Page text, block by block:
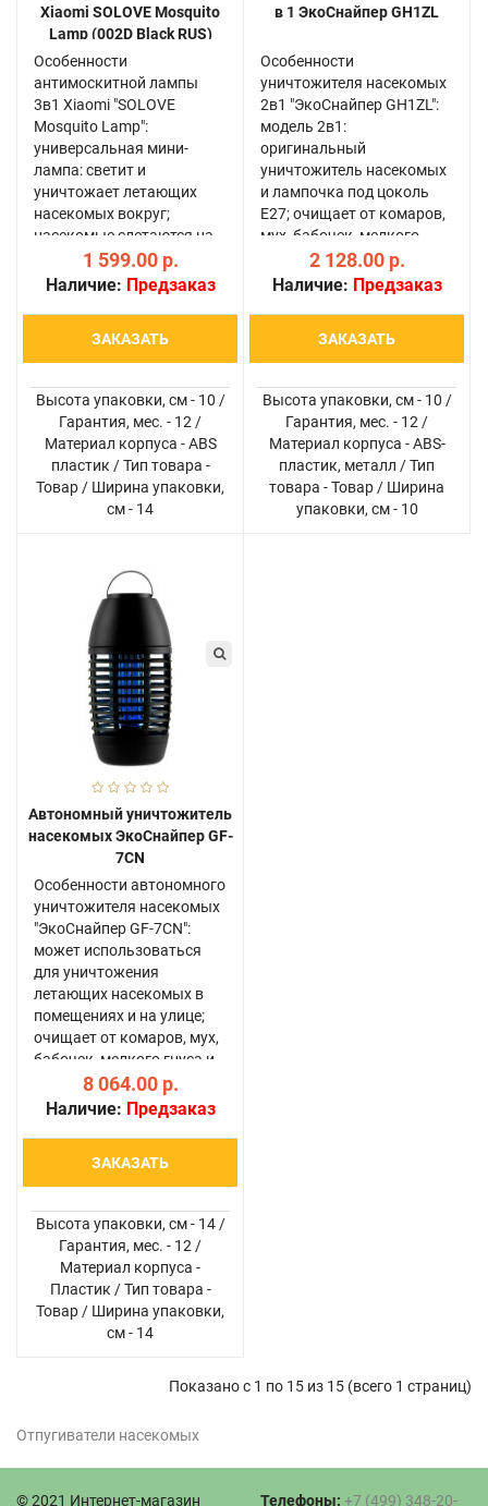
Xiaomi SOLOVE Mosquito
Lamp (002D Black RUS)
Особенности
антимоскитной лампы
3в1 Xiaomi "SOLOVE
Mosquito Lamp":
универсальная мини-
лампа: светит и
уничтожает летающих
насекомых вокруг;
насекомые слетаются на
свет и мгновенно
уничтожаются разрядами
доступно 3 уровня
интенсивности свечени..
1 599.00 р.
Наличие: Предзаказ
ЗАКАЗАТЬ
Высота упаковки, см - 10 /
Гарантия, мес. - 12 /
Материал корпуса - ABS
пластик / Тип товара -
Товар / Ширина упаковки,
см - 14
в 1 ЭкоСнайпер GH1ZL
Особенности
уничтожителя насекомых
2в1 "ЭкоСнайпер GH1ZL":
модель 2в1:
оригинальный
уничтожитель насекомых
и лампочка под цоколь
E27; очищает от комаров,
мух, бабочек, мелкого
гнуса и т.д. помещение
площадью 50 кв.м; 2
(приманка) и 5-ваттная
бела..
2 128.00 р.
Наличие: Предзаказ
ЗАКАЗАТЬ
Высота упаковки, см - 10 /
Гарантия, мес. - 12 /
Материал корпуса - ABS-
пластик, металл / Тип
товара - Товар / Ширина
упаковки, см - 10
Автономный уничтожитель
насекомых ЭкоСнайпер GF-
7CN
Особенности автономного
уничтожителя насекомых
"ЭкоСнайпер GF-7CN":
может использоваться
для уничтожения
летающих насекомых в
помещениях и на улице;
очищает от комаров, мух,
бабочек, мелкого гнуса и
т.д. площадь до 50 кв.м;
использует световую
8 064.00 р.
Наличие: Предзаказ
ЗАКАЗАТЬ
Высота упаковки, см - 14 /
Гарантия, мес. - 12 /
Материал корпуса -
Пластик / Тип товара -
Товар / Ширина упаковки,
см - 14
Показано с 1 по 15 из 15 (всего 1 страниц)
Отпугиватели насекомых
© 2021 Интернет-магазин Телефоны: +7 (499) 348-20-